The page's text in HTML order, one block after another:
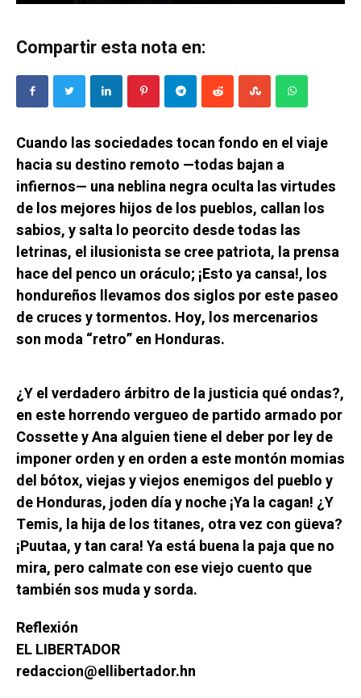
Compartir esta nota en:
Cuando las sociedades tocan fondo en el viaje
hacia su destino remoto —todas bajan a
infiernos— una neblina negra oculta las virtudes
de los mejores hijos de los pueblos, callan los
sabios, y salta lo peorcito desde todas las
letrinas, el ilusionista se cree patriota, la prensa
hace del penco un oráculo; ¡Esto ya cansa!, los
hondureños llevamos dos siglos por este paseo
de cruces y tormentos. Hoy, los mercenarios
son moda “retro” en Honduras.
¿Y el verdadero árbitro de la justicia qué ondas?,
en este horrendo vergueo de partido armado por
Cossette y Ana alguien tiene el deber por ley de
imponer orden y en orden a este montón momias
del bótox, viejas y viejos enemigos del pueblo y
de Honduras, joden día y noche ¡Ya la cagan! ¿Y
Temis, la hija de los titanes, otra vez con güeva?
¡Puutaa, y tan cara! Ya está buena la paja que no
mira, pero calmate con ese viejo cuento que
también sos muda y sorda.
Reflexión
EL LIBERTADOR
redaccion@ellibertador.hn